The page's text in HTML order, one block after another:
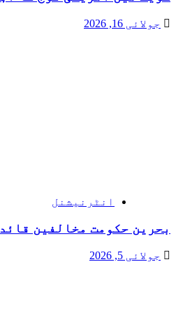
جولائی 16, 2026
انٹرنیشنل
بحرین حکومت مخالفین
جولائی 5, 2026